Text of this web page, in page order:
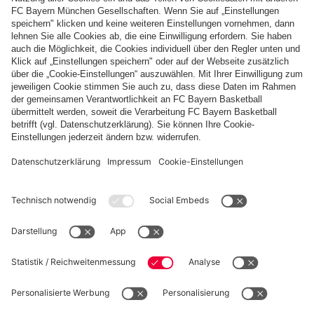
Zahlung & Lieferung
FC Bayern Store App
WIDERRUF
Datenschutz
Cookie Details